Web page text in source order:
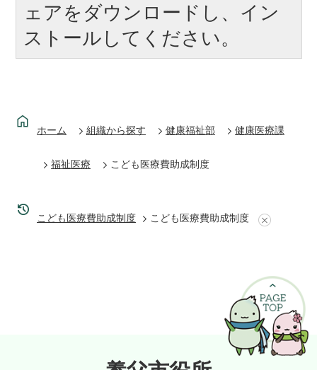
ェアをダウンロードし、イン
ストールしてください。
ホーム 組織から探す 健康福祉部 健康医療課
福祉医療 こども医療費助成制度
こども医療費助成制度 こども医療費助成制度